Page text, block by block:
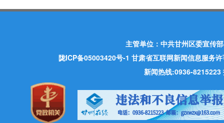
主管单位：中共甘州区委宣传
陇ICP备05003420号-1 甘肃省互联网新闻信息服务
新闻热线:0936-8215223